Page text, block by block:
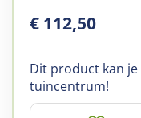
€ 112,50
Dit product kan
tuincentrum!